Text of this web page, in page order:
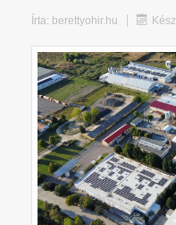
Írta: berettyohir.hu